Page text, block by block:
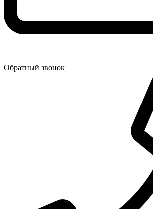
Обратный звонок